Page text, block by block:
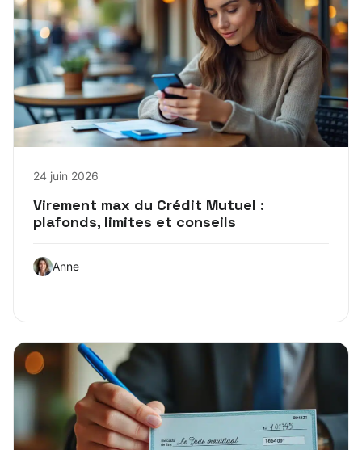
24 juin 2026
Virement max du Crédit Mutuel :
plafonds, limites et conseils
Anne